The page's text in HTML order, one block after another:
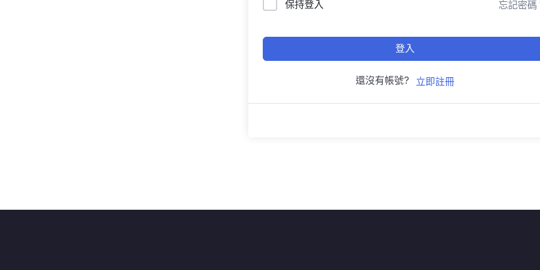
保持登入 忘記密碼
登入
還沒有帳號? 立即註冊